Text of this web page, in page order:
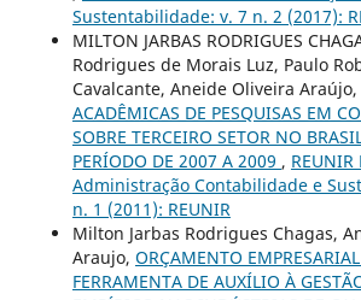
Sustentabilidade: v. 7 n. 2 (2017):
MILTON JARBAS RODRIGUES
Rodrigues de Morais Luz, Paulo
Cavalcante, Aneide Oliveira Araújo,
ACADÊMICAS DE PESQUISAS EM
SOBRE TERCEIRO SETOR NO
PERÍODO DE 2007 A 2009 ,
Administração Contabilidade e
n. 1 (2011): REUNIR
Milton Jarbas Rodrigues Chagas,
Araujo, ORÇAMENTO
FERRAMENTA DE AUXÍLIO À